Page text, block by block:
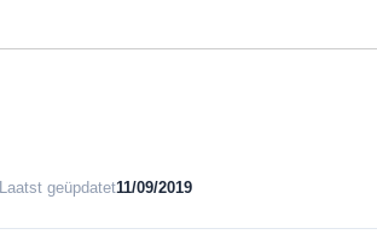
Laatst geüpdatet11/09/2019